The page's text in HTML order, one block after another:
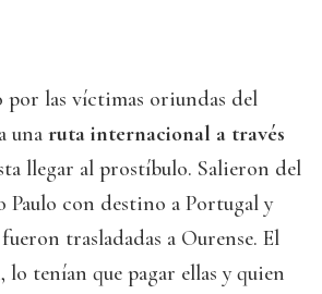
las víctimas oriundas del
una ruta internacional a través
llegar al prostíbulo. Salieron del
Paulo con destino a Portugal y
trasladadas a Ourense. El
tenían que pagar ellas y quien